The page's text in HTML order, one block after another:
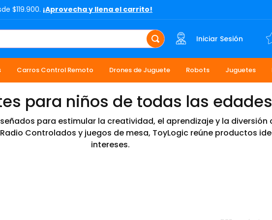
$119.900. ¡Aprovecha y llena el carrito!
Iniciar Sesión
Carros Control Remoto Drones de Juguete Robots Juguetes
para niños de todas las edades
para estimular la creatividad, el aprendizaje y la diversión
Controlados y juegos de mesa, ToyLogic reúne productos
intereses.